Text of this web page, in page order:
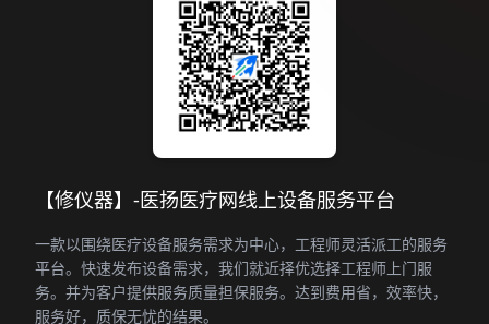
【修仪器】-医扬医疗网线上设备服务平台
一款以围绕医疗设备服务需求为中心，工程师灵活派工的服务
平台。快速发布设备需求，我们就近择优选择工程师上门服
务。并为客户提供服务质量担保服务。达到费用省，效率快，
服务好，质保无忧的结果。